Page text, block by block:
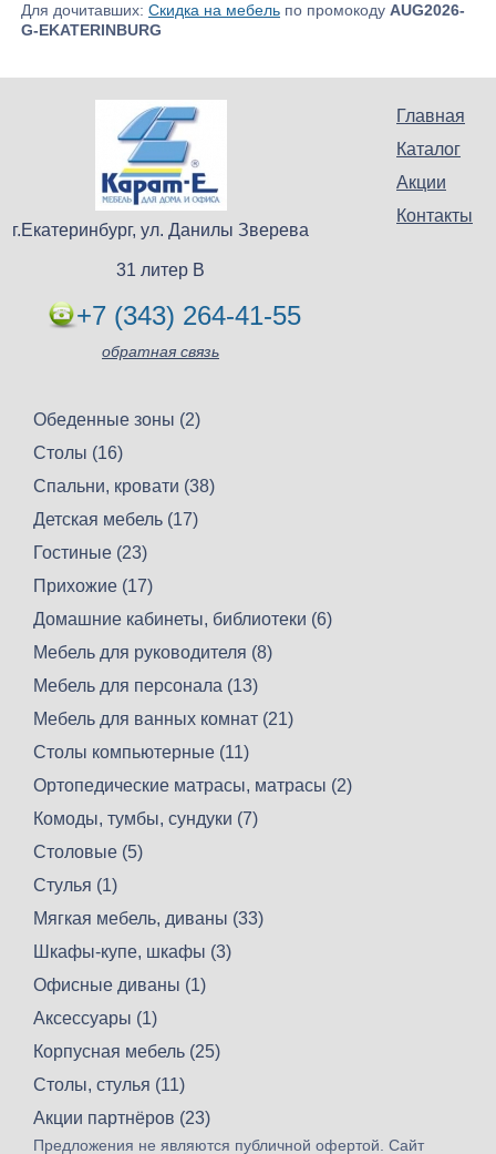
Для дочитавших: Скидка на мебель по промокоду AUG2026-
G-EKATERINBURG
Главная
Каталог
Акции
Контакты
г.Екатеринбург, ул. Данилы Зверева
31 литер В
+7 (343) 264-41-55
обратная связь
Обеденные зоны (2)
Столы (16)
Спальни, кровати (38)
Детская мебель (17)
Гостиные (23)
Прихожие (17)
Домашние кабинеты, библиотеки (6)
Мебель для руководителя (8)
Мебель для персонала (13)
Мебель для ванных комнат (21)
Столы компьютерные (11)
Ортопедические матрасы, матрасы (2)
Комоды, тумбы, сундуки (7)
Столовые (5)
Стулья (1)
Мягкая мебель, диваны (33)
Шкафы-купе, шкафы (3)
Офисные диваны (1)
Аксессуары (1)
Корпусная мебель (25)
Столы, стулья (11)
Акции партнёров (23)
Предложения не являются публичной офертой. Сайт